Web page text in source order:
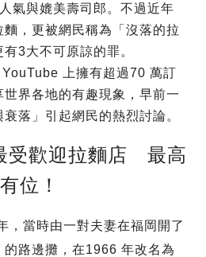
氣與媲美壽司郎。不過近年
，更被網民稱為「沒落的拉
3大不可原諒的罪。
上擁有超過70 萬訂
界各地的有趣現象，早前一
落」引起網民的熱烈討論。
受歡迎拉麵店 最高
位！
，當時由一對夫妻在福岡開了
路邊攤，在1966 年改名為